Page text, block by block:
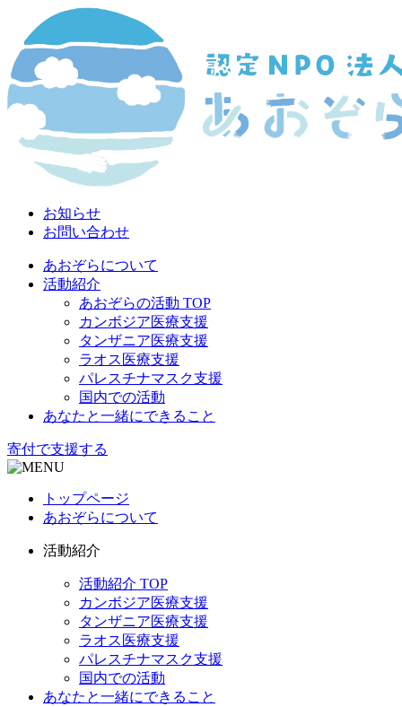
お知らせ
お問い合わせ
あおぞらについて
活動紹介
あおぞらの活動 TOP
カンボジア医療支援
タンザニア医療支援
ラオス医療支援
パレスチナマスク支援
国内での活動
あなたと一緒にできること
寄付で支援する
トップページ
あおぞらについて
活動紹介
活動紹介 TOP
カンボジア医療支援
タンザニア医療支援
ラオス医療支援
パレスチナマスク支援
国内での活動
あなたと一緒にできること